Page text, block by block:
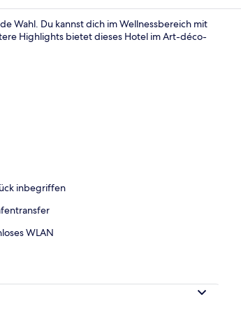
Wahl. Du kannst dich im Wellnessbereich mit
Highlights bietet dieses Hotel im Art-déco-
inbegriffen
WLAN